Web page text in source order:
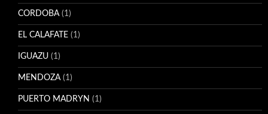
CORDOBA(1)
EL CALAFATE (1)
IGUAZU (1)
MENDOZA(1)
PUERTO MADRYN (1)